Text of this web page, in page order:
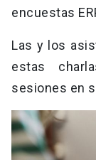
encuestas
Las y los
estas
sesiones en